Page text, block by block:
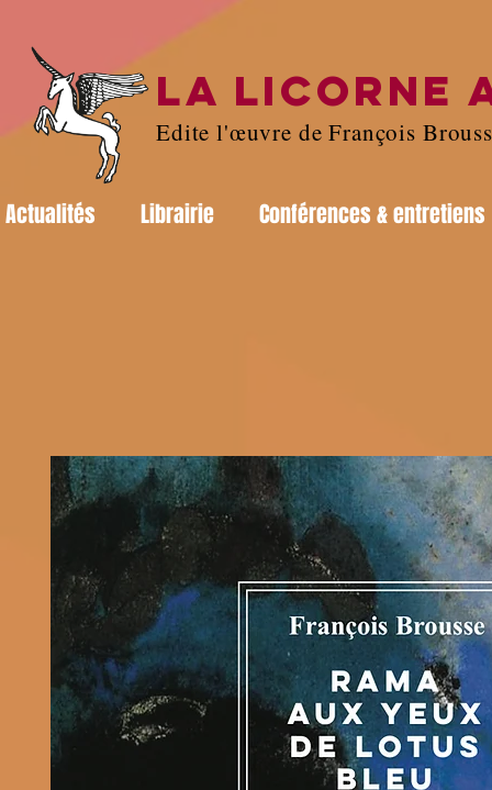
Actualités Librairie Conférences & entretiens
LA LICORNE
Edite l'œuvre de François